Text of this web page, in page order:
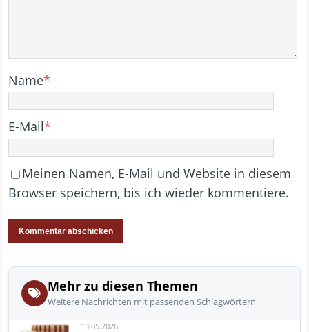
Name*
E-Mail*
Meinen Namen, E-Mail und Website in diesem
Browser speichern, bis ich wieder kommentiere.
Mehr zu diesen Themen
Weitere Nachrichten mit passenden Schlagwörtern
13.05.2026